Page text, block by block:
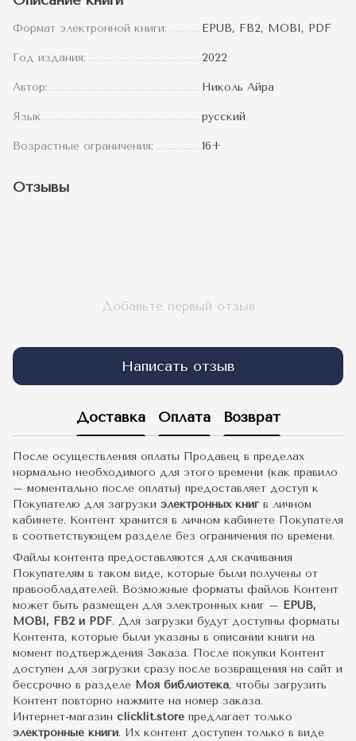
Формат электронной книги: EPUB, FB2, MOBI, PDF
Год издания: 2022
Автор: Николь Айра
Язык русский
Возрастные ограничения: 16+
Отзывы
Добавьте первый отзыв
Написать отзыв
Доставка Оплата Возврат
После осуществления оплаты Продавец в пределах
нормально необходимого для этого времени (как правило
– моментально после оплаты) предоставляет доступ к
Покупателю для загрузки электронных книг в личном
кабинете. Контент хранится в личном кабинете Покупателя
в соответствующем разделе без ограничения по времени.
Файлы контента предоставляются для скачивания
Покупателям в таком виде, которые были получены от
правообладателей. Возможные форматы файлов Контент
может быть размещен для электронных книг – EPUB,
MOBI, FB2 и PDF. Для загрузки будут доступны форматы
Контента, которые были указаны в описании книги на
момент подтверждения Заказа. После покупки Контент
доступен для загрузки сразу после возвращения на сайт и
бессрочно в разделе Моя библиотека, чтобы загрузить
Контент повторно нажмите на номер заказа.
Интернет-магазин clicklit.store предлагает только
электронные книги. Их контент доступен только в виде